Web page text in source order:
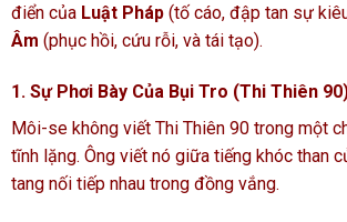
điển của Luật Pháp (tố cáo, đập tan sự
Âm (phục hồi, cứu rỗi, và tái tạo).
1. Sự Phơi Bày Của Bụi Tro (Thi Thiên
Môi-se không viết Thi Thiên 90 trong một
tĩnh lặng. Ông viết nó giữa tiếng khóc than
tang nối tiếp nhau trong đồng vắng.